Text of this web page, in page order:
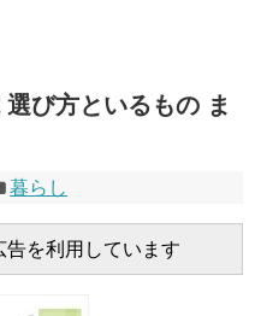
び方といるもの ま
暮らし
を利用しています